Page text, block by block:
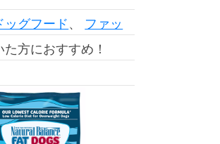
グフード、 ファッ
方におすすめ！